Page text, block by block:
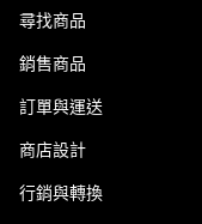
尋找商品
銷售商品
訂單與運送
商店設計
行銷與轉換